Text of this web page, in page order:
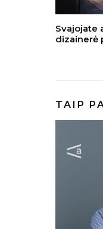
Svajojate
dizainerė
TAIP